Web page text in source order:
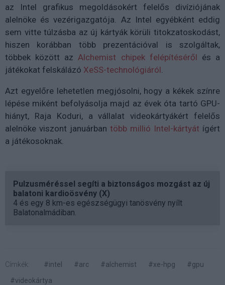
az Intel grafikus megoldásokért felelős divíziójának
alelnöke és vezérigazgatója. Az Intel egyébként eddig
sem vitte túlzásba az új kártyák körüli titokzatoskodást,
hiszen korábban több prezentációval is szolgáltak,
többek között az Alchemist chipek felépítéséről és a
játékokat felskálázó XeSS-technológiáról
Azt egyelőre lehetetlen megjósolni, hogy a kékek színre
lépése miként befolyásolja majd az évek óta tartó GPU-
hiányt, Raja Koduri, a vállalat videokártyákért felelős
alelnöke viszont januárban több millió Intel-kártyát ígért
a játékosoknak.
Pulzusméréssel segíti a biztonságos mozgást az új
balatoni kardioösvény (X)
4 és egy 8 km-es egészségügyi tanösvény nyílt
Balatonalmádiban.
Címkék: #intel #arc #alchemist #xe-hpg
#gpu
#videokártya